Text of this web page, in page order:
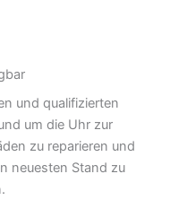
und qualifizierten
um die Uhr zur
zu reparieren und
neuesten Stand zu